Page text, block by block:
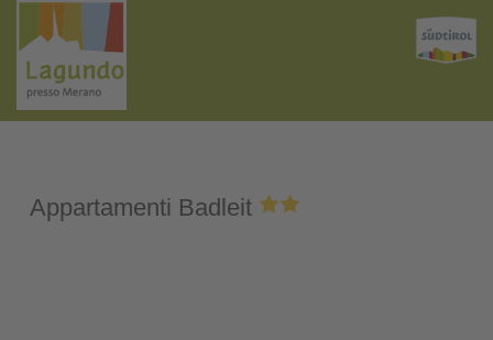
Appartamenti Badleit